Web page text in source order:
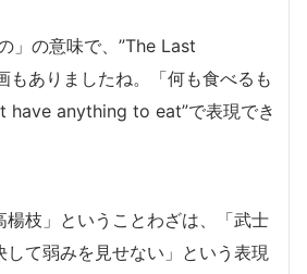
」の意味で、”The Last
もありましたね。「何も食べるも
have anything to eat”で表現でき
楊枝」ということわざは、「武士
して弱みを見せない」という表現